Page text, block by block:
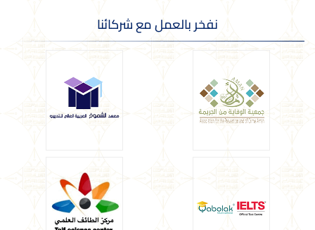
نفخر بالعمل مع شركائنا